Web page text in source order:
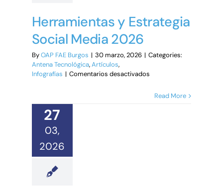
Herramientas y Estrategia
Social Media 2026
ByOAP FAE Burgos | 30 marzo, 2026 | Categories:
Antena Tecnológica,Artículos,
Infografías | Comentarios desactivadosen
Read More
27
03,
2026